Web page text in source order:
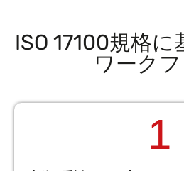
ISO 17100規格
ワーク
1